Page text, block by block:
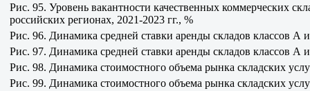
Рис. 95. Уровень вакантности качественных коммерческих
российских регионах, 2021-2023 гг., %
Рис. 96. Динамика средней ставки аренды складов классов А
Рис. 97. Динамика средней ставки аренды складов классов
Рис. 98. Динамика стоимостного объема рынка складских
Рис. 99. Динамика стоимостного объема рынка складских